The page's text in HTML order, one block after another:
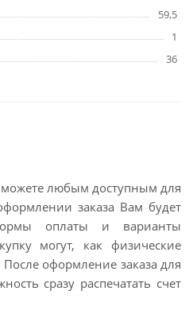
59,5
1
36
любым доступным для
заказа Вам будет
оплаты и варианты
могут, как физические
оформление заказа для
сразу распечатать счет